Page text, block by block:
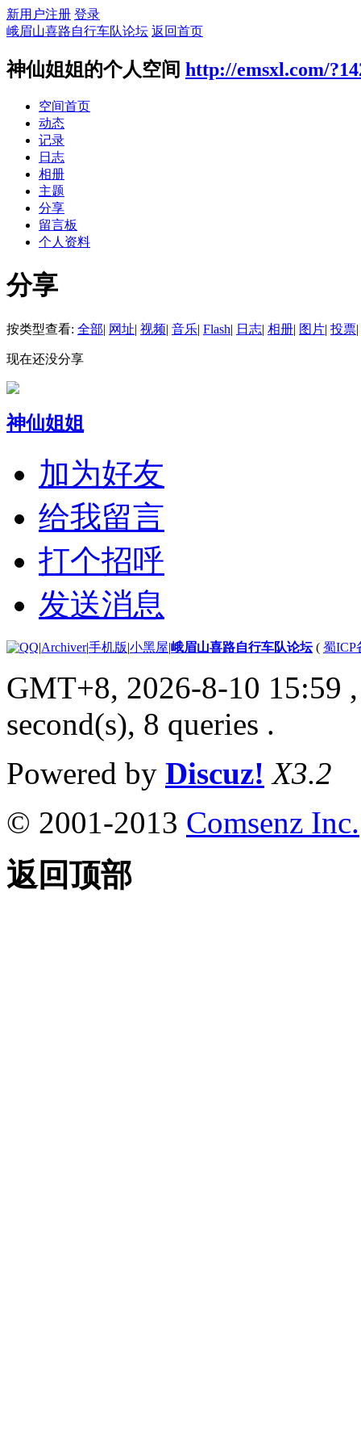
新用户注册 登录
峨眉山喜路自行车队论坛 返回首页
神仙姐姐的个人空间 http://emsxl.com/
空间首页
动态
记录
日志
相册
主题
分享
留言板
个人资料
分享
按类型查看: 全部| 网址| 视频| 音乐| Flash| 日志| 相册| 图片| 投票|
现在还没分享
神仙姐姐
加为好友
给我留言
打个招呼
发送消息
|Archiver|手机版|小黑屋|峨眉山喜路自行车队论坛( 蜀ICP
GMT+8, 2026-8-10 15:59
second(s), 8 queries .
Powered by Discuz! X3.2
© 2001-2013 Comsenz Inc.
返回顶部